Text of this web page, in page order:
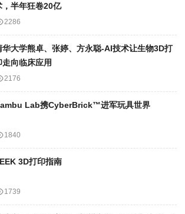
，半年狂卷20亿
2286
华大学熊卓、张婷、方永聪-AI技术让生物3D打
走向临床应用
2176
Lab携Cyber​​Brick™进军玩具世界
1840
3D打印指南
1739